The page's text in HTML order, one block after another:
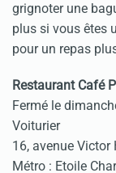
grignoter une
plus si vous êtes
pour un repas
Restaurant Café
Fermé le
Voiturier
16, avenue Victor
Métro : Etoile